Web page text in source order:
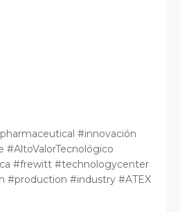
#innovación
#frewitt #technologycenter
#production #industry #ATEX